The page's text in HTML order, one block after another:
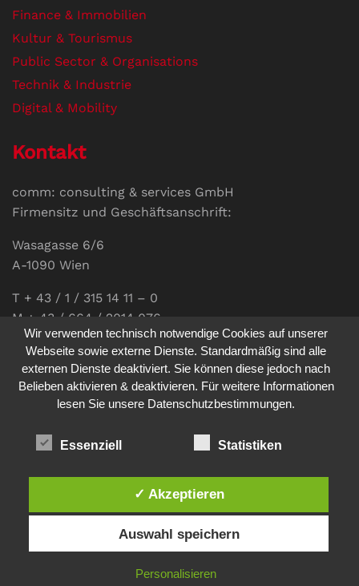
Finance & Immobilien
Kultur & Tourismus
Public Sector & Organisations
Technik & Industrie
Digital & Mobility
Kontakt
comm: consulting & services GmbH
Firmensitz und Geschäftsanschrift:
Wasagasse 6/6
A-1090 Wien
T + 43 / 1 / 315 14 11 – 0
M + 43 / 664 / 2014 076
E-Mail:office@communications.co.at
Homepage:www.communications.co.at
UID: ATU 811 196 56
Sabine Pöhacker MSc.
Datenschutz
den Punkt. - Site made bysfe
Wir verwenden technisch notwendige Cookies auf unserer
Webseite sowie externe Dienste. Standardmäßig sind alle
externen Dienste deaktiviert. Sie können diese jedoch nach
Belieben aktivieren & deaktivieren. Für weitere Informationen
lesen Sie unsere Datenschutzbestimmungen.
Essenziell Statistiken
✓ Akzeptieren
Auswahl speichern
Personalisieren